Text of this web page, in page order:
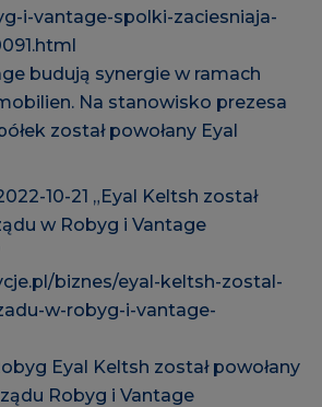
i-vantage-spolki-zaciesniaja-
budują synergie w ramach
Na stanowisko prezesa
został powołany Eyal
10-21 „Eyal Keltsh został
w Robyg i Vantage
biznes/eyal-keltsh-zostal-
w-robyg-i-vantage-
Eyal Keltsh został powołany
Robyg i Vantage